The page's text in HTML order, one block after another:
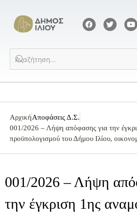
ΑρχικήΑποφάσεις Δ.Σ.
001/2026 – Λήψη απόφασης για την
προϋπολογισμού του Δήμου Ιλίου,
001/2026 – Λήψη
την έγκριση 1ης